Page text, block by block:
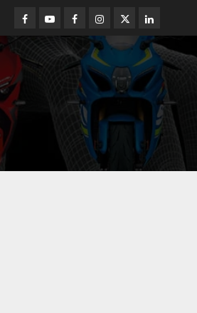
Facebook
YoutubeFacebookInstagram
Twitterlinkedin
Rilis F 450 GS keren